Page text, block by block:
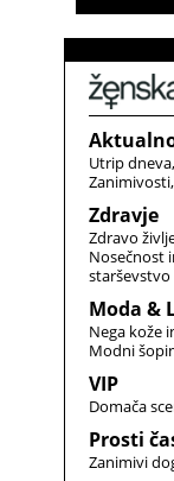
Utrip dneva
Zanimivosti
Zdravje
Zdravo
Nosečnost
starševstvo
Moda &
Nega kože
Modni
VIP
Domača
Prosti
Zanimivi